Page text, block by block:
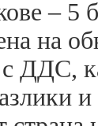
– 5
на
ДДС,